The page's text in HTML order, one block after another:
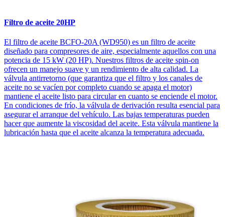
Filtro de aceite 20HP
El filtro de aceite BCFO-20A (WD950) es un filtro de aceite
diseñado para compresores de aire, especialmente aquellos con una
potencia de 15 kW (20 HP). Nuestros filtros de aceite spin-on
ofrecen un manejo suave y un rendimiento de alta calidad. La
válvula antirretorno (que garantiza que el filtro y los canales de
aceite no se vacíen por completo cuando se apaga el motor)
mantiene el aceite listo para circular en cuanto se enciende el motor.
En condiciones de frío, la válvula de derivación resulta esencial para
asegurar el arranque del vehículo. Las bajas temperaturas pueden
hacer que aumente la viscosidad del aceite. Esta válvula mantiene la
lubricación hasta que el aceite alcanza la temperatura adecuada.